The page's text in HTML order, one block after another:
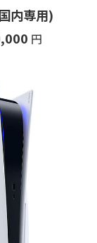
内専用)
円